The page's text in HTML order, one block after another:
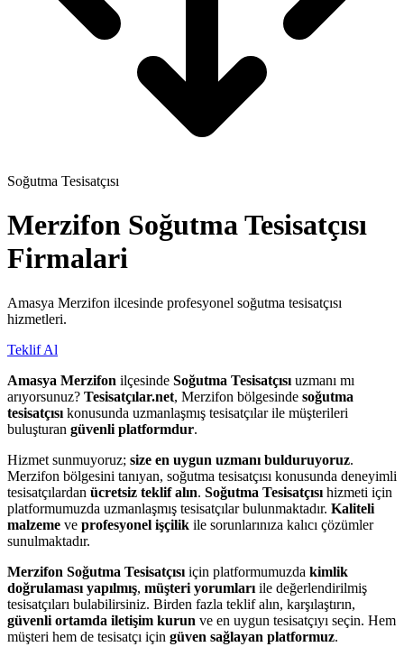
Soğutma Tesisatçısı
Merzifon Soğutma Tesisatçısı
Firmalari
Amasya Merzifon ilcesinde profesyonel soğutma tesisatçısı
hizmetleri.
Teklif Al
Amasya Merzifon ilçesinde Soğutma Tesisatçısı uzmanı mı
arıyorsunuz? Tesisatçılar.net, Merzifon bölgesinde soğutma
tesisatçısı konusunda uzmanlaşmış tesisatçılar ile müşterileri
buluşturan güvenli platformdur.
Hizmet sunmuyoruz; size en uygun uzmanı bulduruyoruz.
Merzifon bölgesini tanıyan, soğutma tesisatçısı konusunda deneyimli
tesisatçılardan ücretsiz teklif alın. Soğutma Tesisatçısı hizmeti için
platformumuzda uzmanlaşmış tesisatçılar bulunmaktadır. Kaliteli
malzeme ve profesyonel işçilik ile sorunlarınıza kalıcı çözümler
sunulmaktadır.
Merzifon Soğutma Tesisatçısı için platformumuzda kimlik
doğrulaması yapılmış, müşteri yorumları ile değerlendirilmiş
tesisatçıları bulabilirsiniz. Birden fazla teklif alın, karşılaştırın,
güvenli ortamda iletişim kurun ve en uygun tesisatçıyı seçin. Hem
müşteri hem de tesisatçı için güven sağlayan platformuz.